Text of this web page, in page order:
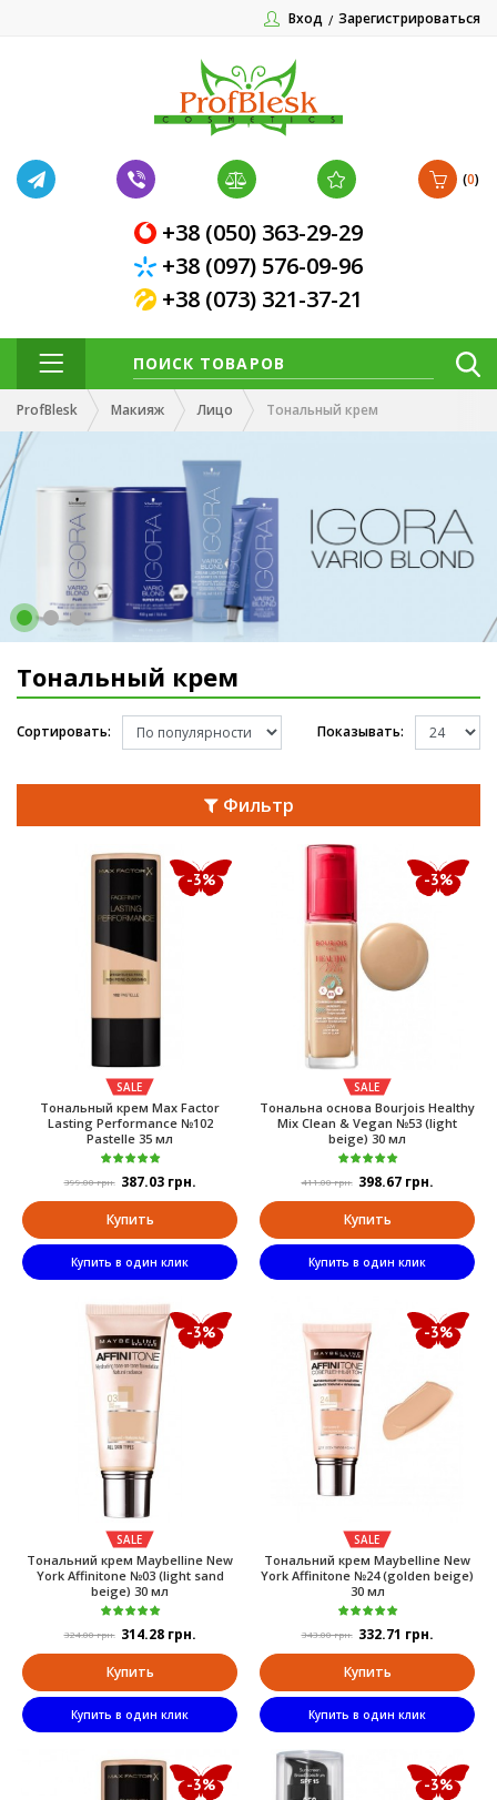
Вход Зарегистрироваться
(0)
+38 (050) 363-29-29
+38 (097) 576-09-96
+38 (073) 321-37-21
ProfBlesk Макияж Лицо Тональный крем
Тональный крем
Сортировать: Показывать:
Фильтр
-3%
SALE
Тональный крем Max Factor
Lasting Performance №102
Pastelle 35 мл
399.00 грн. 387.03 грн.
Купить
Купить в один клик
-3%
SALE
Тональна основа Bourjois Healthy
Mix Clean & Vegan №53 (light
beige) 30 мл
411.00 грн. 398.67 грн.
Купить
Купить в один клик
-3%
SALE
Тональний крем Maybelline New
York Affinitone №03 (light sand
beige) 30 мл
324.00 грн. 314.28 грн.
Купить
Купить в один клик
-3%
SALE
Тональний крем Maybelline New
York Affinitone №24 (golden beige)
30 мл
343.00 грн. 332.71 грн.
Купить
Купить в один клик
-3% -3%